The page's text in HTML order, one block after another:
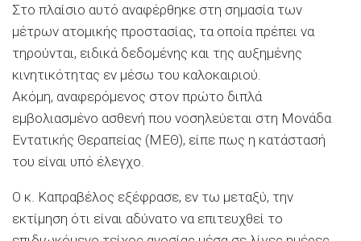
Στο πλαίσιο αυτό αναφέρθηκε στη σημασία των
μέτρων ατομικής προστασίας, τα οποία πρέπει να
τηρούνται, ειδικά δεδομένης και της αυξημένης
κινητικότητας εν μέσω του καλοκαιριού.
Ακόμη, αναφερόμενος στον πρώτο διπλά
εμβολιασμένο ασθενή που νοσηλεύεται στη Μονάδα
Εντατικής Θεραπείας (ΜΕΘ), είπε πως η κατάστασή
του είναι υπό έλεγχο.
Ο κ. Καπραβέλος εξέφρασε, εν τω μεταξύ, την
εκτίμηση ότι είναι αδύνατο να επιτευχθεί το